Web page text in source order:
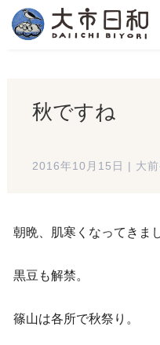
秋ですね
2016年10月15日 大
朝晩、肌寒くなってきま
黒豆も解禁。
篠山は各所で秋祭り。